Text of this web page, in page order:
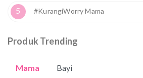
5 #KurangiWorry Mama
Produk Trending
Mama Bayi